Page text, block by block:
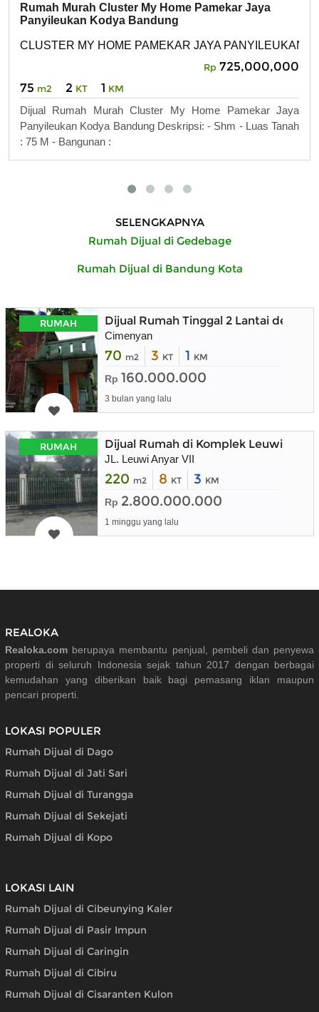
Rumah Murah Cluster My Home Pamekar Jaya
Panyileukan Kodya Bandung
CLUSTER MY HOME PAMEKAR JAYA PANYILEUKAN
Rp 725,000,000
75 m2 2 KT 1 KM
Dijual Rumah Murah Cluster My Home Pamekar Jaya
Panyileukan Kodya Bandung Deskripsi: - Shm - Luas Tanah
: 75 M - Bangunan :
SELENGKAPNYA
Rumah Dijual di Gedebage
Rumah Dijual di Bandung Kota
RUMAH Dijual Rumah Tinggal 2 Lantai
Cimenyan
70 m2 3 KT 1 KM
Rp 160.000.000
3 bulan yang lalu
RUMAH Dijual Rumah di Komplek Leuwi
JL. Leuwi Anyar VII
220 m2 8 KT 3 KM
Rp 2.800.000.000
1 minggu yang lalu
REALOKA
Realoka.com berupaya membantu penjual, pembeli dan penyewa
properti di seluruh Indonesia sejak tahun 2017 dengan berbagai
kemudahan yang diberikan baik bagi pemasang iklan maupun
pencari properti.
LOKASI POPULER
Rumah Dijual di Dago
Rumah Dijual di Jati Sari
Rumah Dijual di Turangga
Rumah Dijual di Sekejati
Rumah Dijual di Kopo
LOKASI LAIN
Rumah Dijual di Cibeunying Kaler
Rumah Dijual di Pasir Impun
Rumah Dijual di Caringin
Rumah Dijual di Cibiru
Rumah Dijual di Cisaranten Kulon